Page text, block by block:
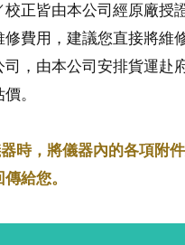
正皆由本公司經原廠授
費用，建議您直接將維
，由本公司安排貨運赴
。
時，將儀器內的各項附
給您。